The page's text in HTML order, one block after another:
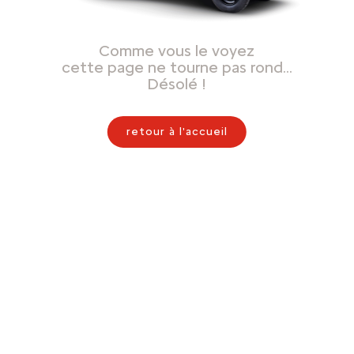
Comme vous le voyez
cette page ne tourne pas rond…
Désolé !
retour à l'accueil